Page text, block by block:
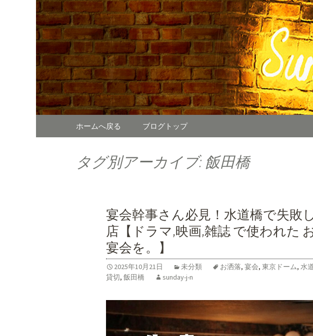
SUNDAY
東京、水道橋駅近くにある、カフェ「
ガーやステーキなどのお料理をご用意し
様なシーンに対応。新着情報を随時更新中
コンテンツへ移動
ホームへ戻る ブログトップ
タグ別アーカイブ: 飯田橋
宴会幹事さん必見！水道橋で失敗
店【ドラマ,映画,雑誌 で使われた
宴会を。】
2025年10月21日 未分類 お洒落, 宴会, 東京ドーム, 水
貸切, 飯田橋 sunday-j-n